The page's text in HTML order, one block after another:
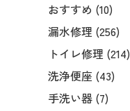
おすすめ (10)
漏水修理 (256)
トイレ修理 (214)
洗浄便座 (43)
手洗い器 (7)